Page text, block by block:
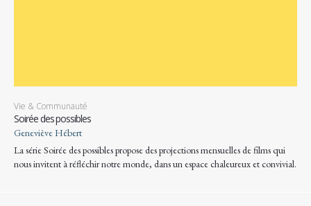
Vie & Communauté
Soirée des possibles
Geneviève Hébert
La série Soirée des possibles propose des projections mensuelles de films qui
nous invitent à réfléchir notre monde, dans un espace chaleureux et convivial.